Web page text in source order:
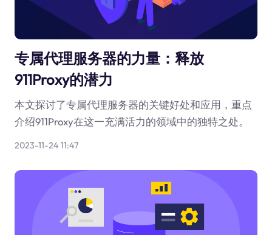
专属代理服务器的力量：释放
911Proxy的潜力
本文探讨了专属代理服务器的关键好处和应用，重点
介绍911Proxy在这一充满活力的领域中的独特之处。
2023-11-24 11:47